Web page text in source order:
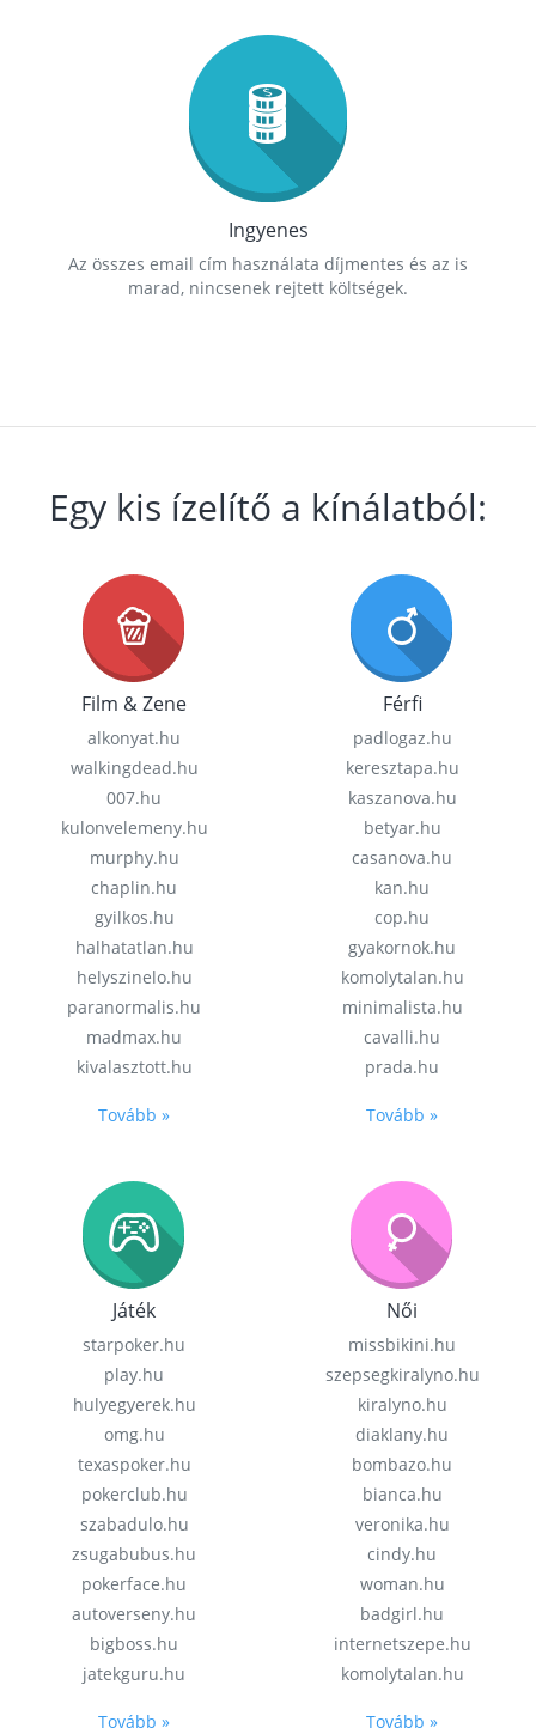
Ingyenes
Az összes email cím használata díjmentes és az is
marad, nincsenek rejtett költségek.
Egy kis ízelítő a kínálatból:
Film & Zene
alkonyat.hu
walkingdead.hu
007.hu
kulonvelemeny.hu
murphy.hu
chaplin.hu
gyilkos.hu
halhatatlan.hu
helyszinelo.hu
paranormalis.hu
madmax.hu
kivalasztott.hu
Tovább »
Férfi
padlogaz.hu
keresztapa.hu
kaszanova.hu
betyar.hu
casanova.hu
kan.hu
cop.hu
gyakornok.hu
komolytalan.hu
minimalista.hu
cavalli.hu
prada.hu
Tovább »
Játék
starpoker.hu
play.hu
hulyegyerek.hu
omg.hu
texaspoker.hu
pokerclub.hu
szabadulo.hu
zsugabubus.hu
pokerface.hu
autoverseny.hu
bigboss.hu
jatekguru.hu
Tovább »
Női
missbikini.hu
szepsegkiralyno.hu
kiralyno.hu
diaklany.hu
bombazo.hu
bianca.hu
veronika.hu
cindy.hu
woman.hu
badgirl.hu
internetszepe.hu
komolytalan.hu
Tovább »